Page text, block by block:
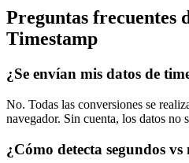
Preguntas frecuentes
Timestamp
¿Se envían mis datos de
No. Todas las conversiones se
navegador. Sin cuenta, los datos no
¿Cómo detecta segundos vs